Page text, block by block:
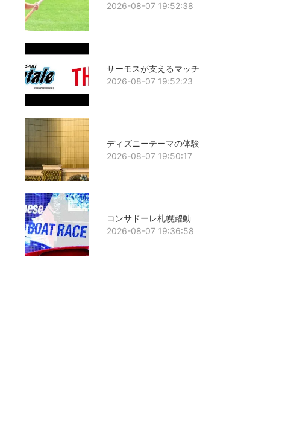
2026-08-07 19:52:38
サーモスが支えるマッチ
2026-08-07 19:52:23
ディズニーテーマの体験
2026-08-07 19:50:17
コンサドーレ札幌躍動
2026-08-07 19:36:58